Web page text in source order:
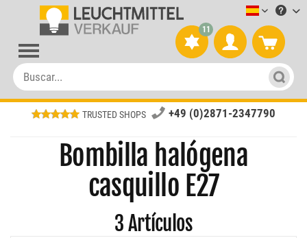
11
TRUSTED SHOPS +49 (0)2871-2347790
Bombilla halógena
casquillo E27
3Artículos